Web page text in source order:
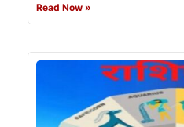
Read Now »